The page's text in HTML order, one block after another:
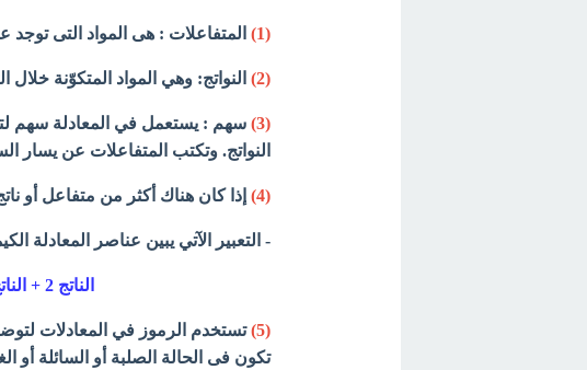
(1) المتفاعلات : هى المواد التى توجد
(2) النواتج: وهي المواد المتكوّنة خلال
(3)
سهم : يستعمل في المعادلة سهم
النواتج. وتكتب المتفاعلات عن يسار
(4) إذا كان هناك أكثر من متفاعل أو
- التعبير الآتي يبين عناصر المعادلة
الناتج 2 + الناتج 1 → المتفاعل 2 + المتفاعل 1
(5)
تستخدم الرموز في المعادلات
تكون فى الحالة الصلبة أو السائلة أو